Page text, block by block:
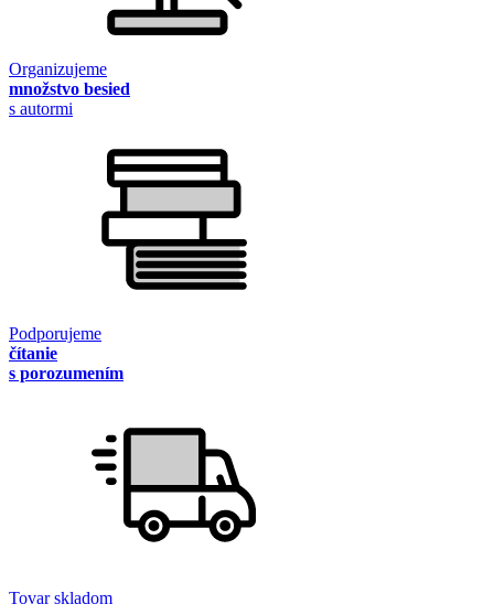
Organizujeme
množstvo besied
s autormi
Podporujeme
čítanie
s porozumením
Tovar skladom